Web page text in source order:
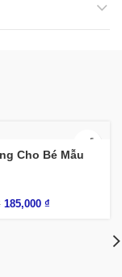
Cho Bé Mẫu
185,000 ₫